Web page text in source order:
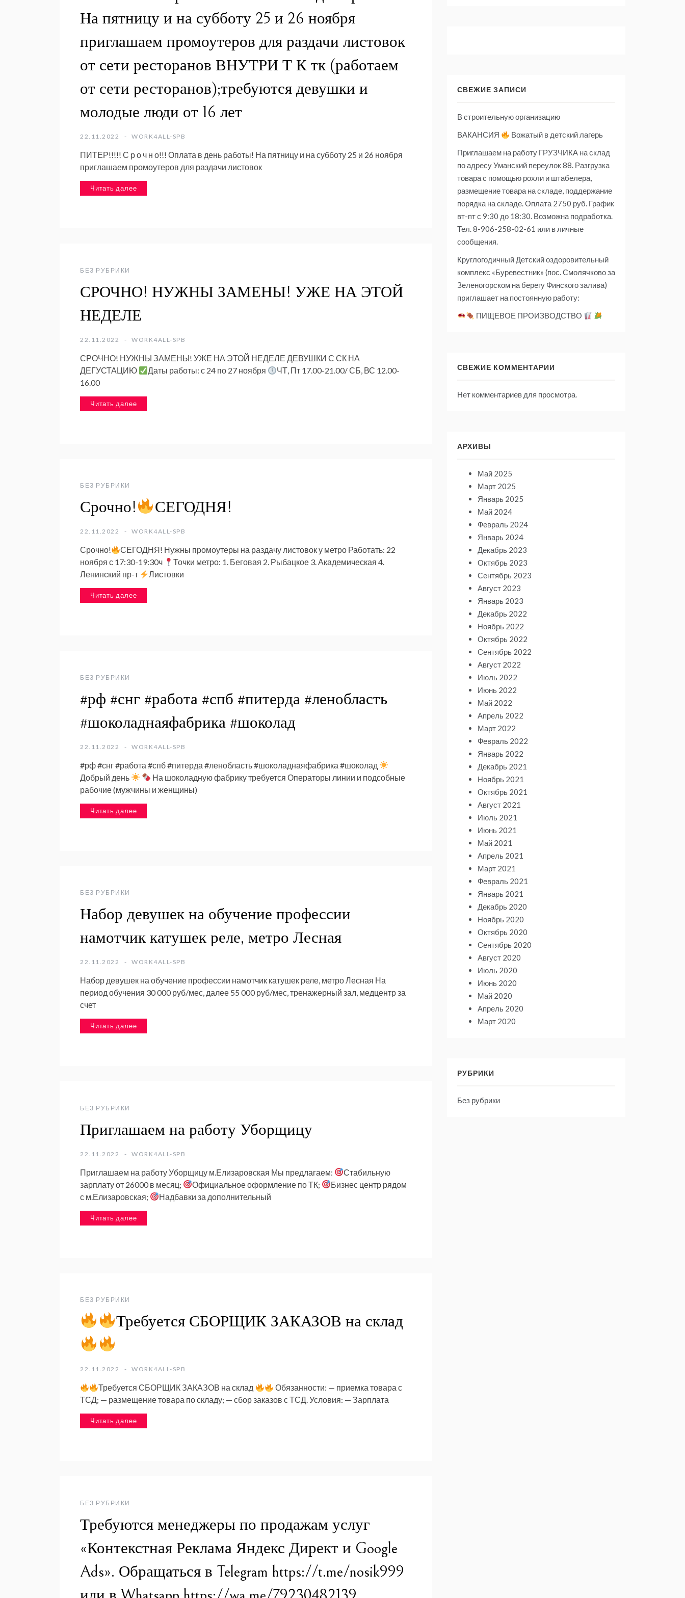
На пятницу и на субботу 25 и 26 ноября
приглашаем промоутеров для раздачи листовок
от сети ресторанов ВНУТРИ Т К тк (работаем
от сети ресторанов);требуются девушки и
молодые люди от 16 лет
22.11.2022 WORK4ALL-SPB
ПИТЕР!!!!! С р о ч н о!!! Оплата в день работы! На пятницу и на субботу 25 и 26 ноября
приглашаем промоутеров для раздачи листовок
Читать далее
БЕЗ РУБРИКИ
СРОЧНО! НУЖНЫ ЗАМЕНЫ! УЖЕ НА ЭТОЙ
НЕДЕЛЕ
22.11.2022 WORK4ALL-SPB
СРОЧНО! НУЖНЫ ЗАМЕНЫ! УЖЕ НА ЭТОЙ НЕДЕЛЕ ДЕВУШКИ С СК НА
ДЕГУСТАЦИЮ
Даты работы: с 24 по 27 ноября
ЧТ, Пт 17.00-21.00/ СБ, ВС 12.00-
16.00
Читать далее
БЕЗ РУБРИКИ
Срочно! СЕГОДНЯ!
22.11.2022 WORK4ALL-SPB
Срочно!
СЕГОДНЯ! Нужны промоутеры на раздачу листовок у метро Работать: 22
ноября с 17:30-19:30ч
Точки метро: 1. Беговая 2. Рыбацкое 3. Академическая 4.
Ленинский пр-т
Листовки
Читать далее
БЕЗ РУБРИКИ
#рф #снг #работа #спб #питерда #ленобласть
#шоколаднаяфабрика #шоколад
22.11.2022 WORK4ALL-SPB
#рф #снг #работа #спб #питерда #ленобласть #шоколаднаяфабрика #шоколад
Добрый день
На шоколадную фабрику требуется Операторы линии и подсобные
рабочие (мужчины и женщины)
Читать далее
БЕЗ РУБРИКИ
Набор девушек на обучение профессии
намотчик катушек реле, метро Лесная
22.11.2022 WORK4ALL-SPB
Набор девушек на обучение профессии намотчик катушек реле, метро Лесная На
период обучения 30 000 руб/мес, далее 55 000 руб/мес, тренажерный зал, медцентр за
счет
Читать далее
БЕЗ РУБРИКИ
Приглашаем на работу Уборщицу
22.11.2022 WORK4ALL-SPB
Приглашаем на работу Уборщицу м.Елизаровская Мы предлагаем:
Стабильную
зарплату от 26000 в месяц;
Официальное оформление по ТК;
Бизнес центр рядом
с м.Елизаровская;
Надбавки за дополнительный
Читать далее
БЕЗ РУБРИКИ
Требуется СБОРЩИК ЗАКАЗОВ на склад
22.11.2022 WORK4ALL-SPB
Требуется СБОРЩИК ЗАКАЗОВ на склад
Обязанности: — приемка товара с
ТСД; — размещение товара по складу; — сбор заказов с ТСД. Условия: — Зарплата
Читать далее
БЕЗ РУБРИКИ
Требуются менеджеры по продажам услуг
«Контекстная Реклама Яндекс Директ и Google
Ads». Обращаться в Telegram https://t.me/nosik999
СВЕЖИЕ ЗАПИСИ
В строительную организацию
ВАКАНСИЯ
Вожатый в детский лагерь
Приглашаем на работу ГРУЗЧИКА на склад
по адресу Уманский переулок 88. Разгрузка
товара с помощью рохли и штабелера,
размещение товара на складе, поддержание
порядка на складе. Оплата 2750 руб. График
вт-пт с 9:30 до 18:30. Возможна подработка.
Тел. 8-906-258-02-61 или в личные
сообщения.
Круглогодичный Детский оздоровительный
комплекс «Буревестник» (пос. Смолячково за
Зеленогорском на берегу Финского залива)
приглашает на постоянную работу:
ПИЩЕВОЕ ПРОИЗВОДСТВО
СВЕЖИЕ КОММЕНТАРИИ
Нет комментариев для просмотра.
АРХИВЫ
Май 2025
Март 2025
Январь 2025
Май 2024
Февраль 2024
Январь 2024
Декабрь 2023
Октябрь 2023
Сентябрь 2023
Август 2023
Январь 2023
Декабрь 2022
Ноябрь 2022
Октябрь 2022
Сентябрь 2022
Август 2022
Июль 2022
Июнь 2022
Май 2022
Апрель 2022
Март 2022
Февраль 2022
Январь 2022
Декабрь 2021
Ноябрь 2021
Октябрь 2021
Август 2021
Июль 2021
Июнь 2021
Май 2021
Апрель 2021
Март 2021
Февраль 2021
Январь 2021
Декабрь 2020
Ноябрь 2020
Октябрь 2020
Сентябрь 2020
Август 2020
Июль 2020
Июнь 2020
Май 2020
Апрель 2020
Март 2020
РУБРИКИ
Без рубрики